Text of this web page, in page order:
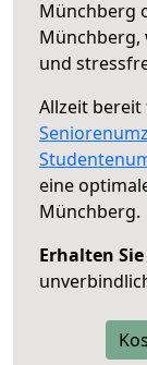
Münchberg
Münchberg,
und
Allzeit
eine
Münchberg.
Erhalten